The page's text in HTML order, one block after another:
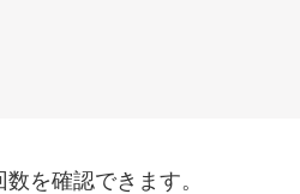
を確認できます。